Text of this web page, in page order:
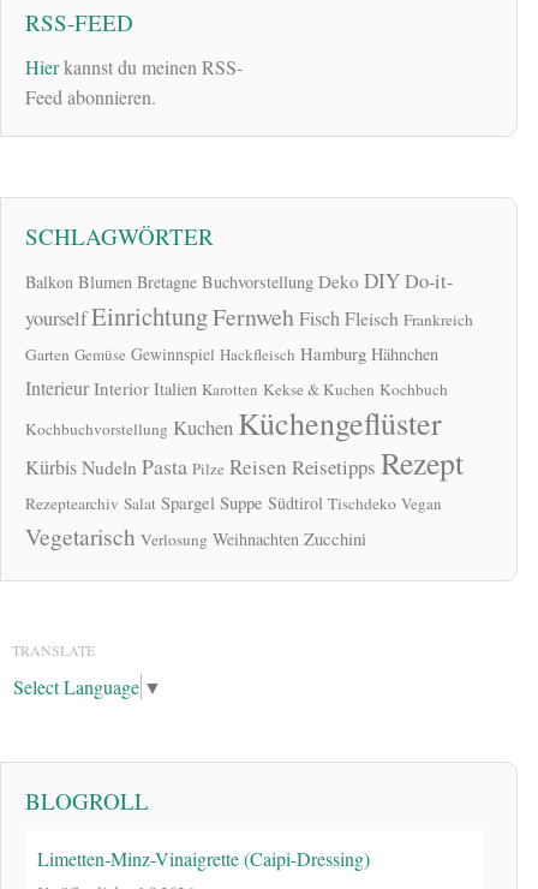
RSS-FEED
Hierkannst du meinen RSS-
Feed abonnieren.
SCHLAGWÖRTER
Balkon Blumen Bretagne Buchvorstellung Deko DIYDo-it-
yourselfEinrichtungFernwehFischFleisch Frankreich
Garten Gemüse Gewinnspiel Hackfleisch Hamburg Hähnchen
Interieur Interior Italien Karotten Kekse & Kuchen Kochbuch
Kochbuchvorstellung Kuchen Küchengeflüster
KürbisNudelnPasta Pilze Reisen Reisetipps Rezept
Rezeptearchiv Salat Spargel Suppe Südtirol Tischdeko Vegan
Vegetarisch Verlosung Weihnachten Zucchini
TRANSLATE
Select Language ▼
BLOGROLL
Limetten-Minz-Vinaigrette (Caipi-Dressing)